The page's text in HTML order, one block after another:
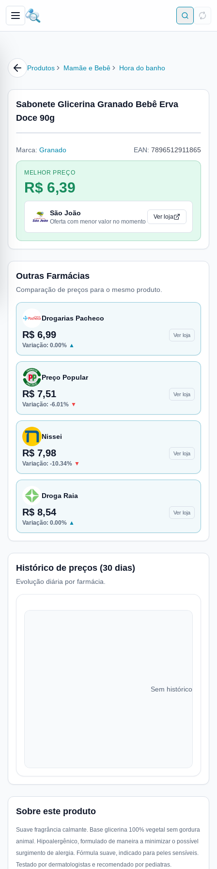
Produtos Mamãe e Bebê Hora do banho
Sabonete Glicerina Granado Bebê Erva
Doce 90g
Marca: Granado EAN: 7896512911865
MELHOR PREÇO
R$ 6,39
São João
Oferta com menor valor no momento
Ver loja
Outras Farmácias
Comparação de preços para o mesmo produto.
Drogarias Pacheco
R$ 6,99 Ver loja
Variação: 0.00% ▲
Preço Popular
R$ 7,51 Ver loja
Variação: -6.01% ▼
Nissei
R$ 7,98 Ver loja
Variação: -10.34% ▼
Droga Raia
R$ 8,54 Ver loja
Variação: 0.00% ▲
Histórico de preços (30 dias)
Evolução diária por farmácia.
Sem histórico de
Sobre este produto
Suave fragrância calmante. Base glicerina 100% vegetal sem gordura
animal. Hipoalergênico, formulado de maneira a minimizar o possível
surgimento de alergia. Fórmula suave, indicado para peles sensíveis.
Testado por dermatologistas e recomendado por pediatras.